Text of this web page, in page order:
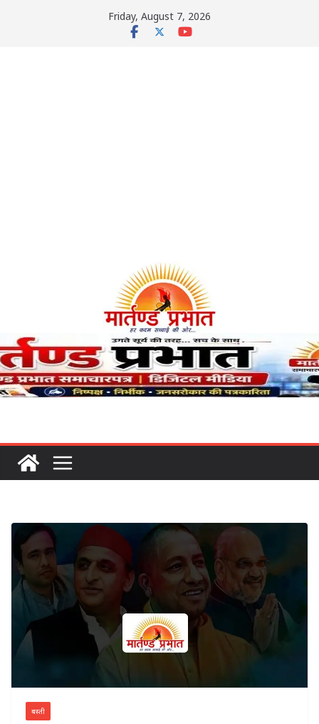
Friday, August 7, 2026
बस्ती